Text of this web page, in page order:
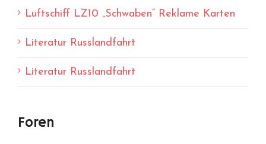
Luftschiff LZ10 „Schwaben“ Reklame Karten
Literatur Russlandfahrt
Literatur Russlandfahrt
Foren